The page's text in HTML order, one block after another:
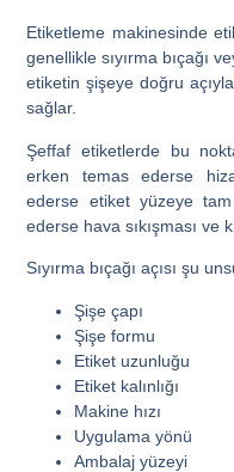
Etiketleme makinesinde
genellikle sıyırma bıçağı
etiketin şişeye doğru
sağlar.
Şeffaf etiketlerde bu
erken temas ederse
ederse etiket yüzeye tam
ederse hava sıkışması ve
Sıyırma bıçağı açısı şu
Şişe çapı
Şişe formu
Etiket uzunluğu
Etiket kalınlığı
Makine hızı
Uygulama yönü
Ambalaj yüzeyi